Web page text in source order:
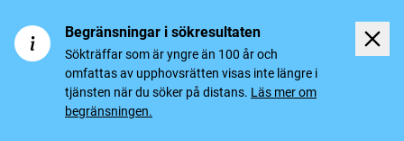
Begränsningar i sökresultaten
Sökträffar som är yngre än 100 år och
omfattas av upphovsrätten visas inte längre i
tjänsten när du söker på distans. Läs mer om
begränsningen.